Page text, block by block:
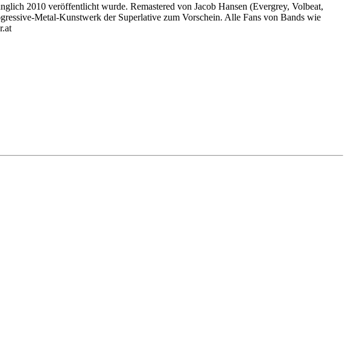
2010 veröffentlicht wurde. Remastered von Jacob Hansen (Evergrey, Volbeat,
Metal-Kunstwerk der Superlative zum Vorschein. Alle Fans von Bands wie